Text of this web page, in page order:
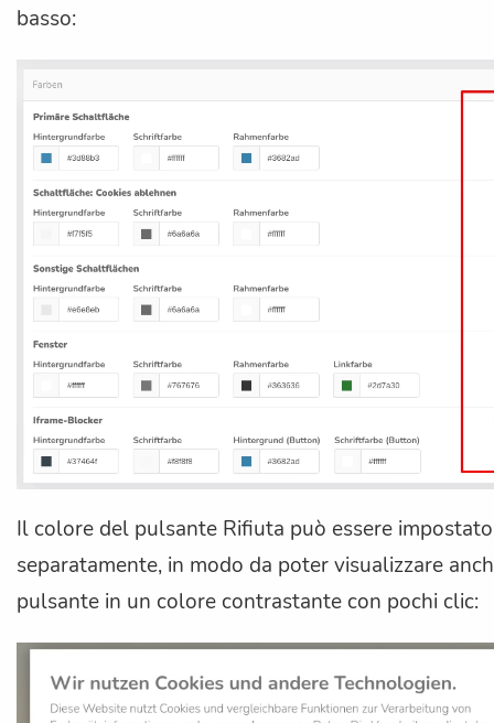
basso:
Il colore del pulsante Rifiuta può essere impostato
separatamente, in modo da poter visualizzare
pulsante in un colore contrastante con pochi clic: